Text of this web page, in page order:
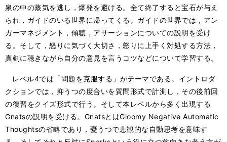
泉の中の蒸気を逃し，爆発を避ける。全て終了すると宝石が与え
られ，ガイドのいる世界に帰ってくる。ガイドの世界では，アン
ガーマネジメント，傾聴，アサーションについての説明を受け
る。そして，怒りに気づく大切さ，怒りに上手く対処する方法，
真剣に聴きながら自分の意見を言うコツなどについて学習する。
レベル4では「問題を克服する」がテーマである。イントロダ
クションでは，抑うつの度合いを質問形式で計測し，その後前回
の復習をクイズ形式で行う。そして本レベルから多く出現する
Gnatsの説明を受ける。GnatsとはGloomy Negative Automatic
Thoughtsの省略であり，憂うつで悲観的な自動思考を意味す